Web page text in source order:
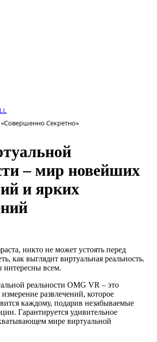
«Совершенно Секретно»
– мир новейших
и ярких
никто не может устоять перед
как выглядит виртуальная реальность.
всем.
реальности OMG VR – это
развлечений, которое
каждому, подарив незабываемые
Гарантируется удивительное
мире виртуальной